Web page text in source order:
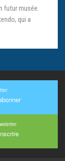
futur musée.
qui a